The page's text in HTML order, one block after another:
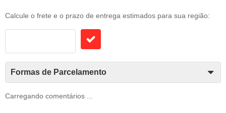
Calcule o frete e o prazo de entrega estimados para sua região:
Formas de Parcelamento
Carregando comentários ...